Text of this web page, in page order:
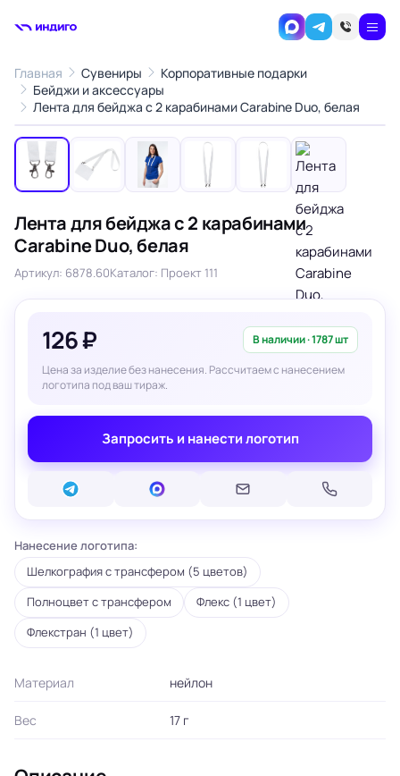
Главная Сувениры
Корпоративные подарки
Бейджи и аксессуары
Лента для бейджа с 2 карабинами Carabine Duo, белая
‹ ›
1/6
Лента для бейджа с 2 карабинами
Carabine Duo, белая
Артикул: 6878.60Каталог: Проект 111
126 ₽ В наличии · 1787 шт
Цена за изделие без нанесения. Рассчитаем с нанесением
логотипа под ваш тираж.
Запросить и нанести логотип
Нанесение логотипа:
Шелкография с трансфером (5 цветов)
Полноцвет с трансфером
Флекс (1 цвет)
Флекстран (1 цвет)
Материал нейлон
Вес 17 г